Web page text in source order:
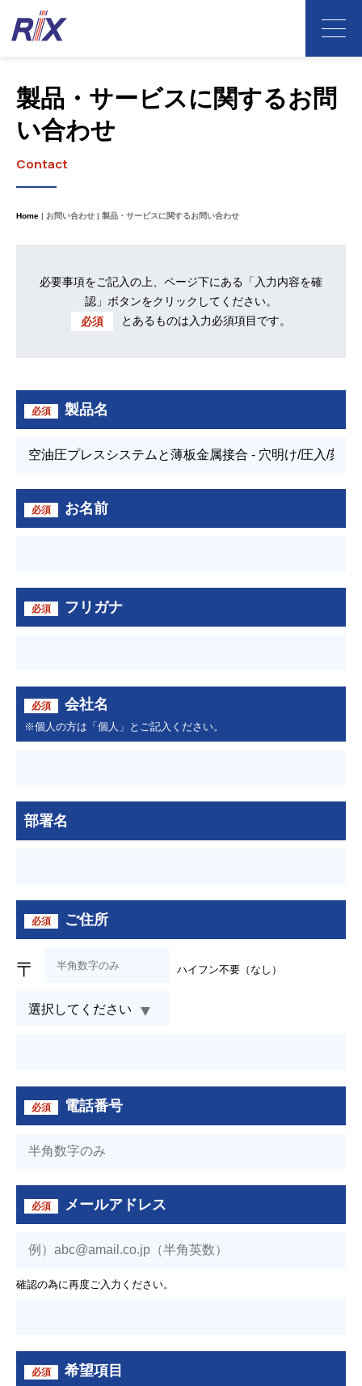
Home お問い合わせ 製品・サービスに関するお問い合わせ
製品・サービスに関するお問
い合わせ
Contact
必要事項をご記入の上、ページ下にある「入力内容を確
認」ボタンをクリックしてください。
必須
とあるものは入力必須項目です。
必須 製品名
必須 お名前
必須 フリガナ
必須 会社名
※個人の方は「個人」とご記入ください。
部署名
必須 ご住所
〒 ハイフン不要（なし）
必須 電話番号
必須 メールアドレス
確認の為に再度ご入力ください。
必須 希望項目